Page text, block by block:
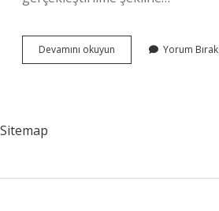
Devamını okuyun
Ne
Yorum Bırak
Sitemap